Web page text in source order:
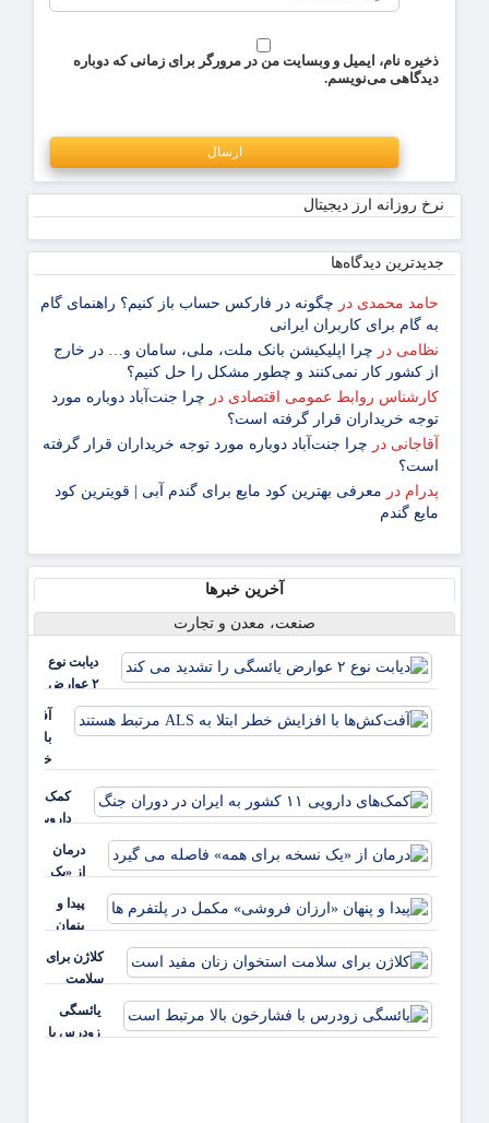
ذخیره نام، ایمیل و وبسایت من در مرورگر برای زمانی که دوباره
دیدگاهی می‌نویسم.
نرخ روزانه ارز دیجیتال
جدیدترین دیدگاه‌‌ها
حامد محمدی در چگونه در فارکس حساب باز کنیم؟ راهنمای گام
‌به ‌گام برای کاربران ایرانی
نظامی در چرا اپلیکیشن بانک ملت، ملی، سامان و… در خارج
از کشور کار نمی‌کنند و چطور مشکل را حل کنیم؟
کارشناس روابط عمومی اقتصادی در چرا جنت‌آباد دوباره مورد
توجه خریداران قرار گرفته است؟
آقاجانی در چرا جنت‌آباد دوباره مورد توجه خریداران قرار گرفته
است؟
پدرام در معرفی بهترین کود مایع برای گندم آبی | قویترین کود
مایع گندم
آخرین خبرها
صنعت، معدن و تجارت
دیابت نوع
۲ عوارض
یائسگی را
تشدید می
با افزایش
خطر ابتلا
هستند
کمک‌های
ایران در
جنگ
درمان
از «یک
برای
فاصله
می
گیرد
پیدا و
پنهان
فروشی»
پلتفرم ها
کلاژن برای
سلامت
استخوان
زنان مفید
یائسگی
زودرس با